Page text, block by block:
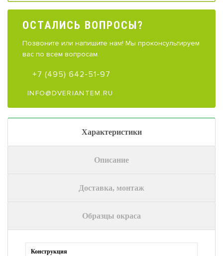
ОСТАЛИCЬ ВОПРОСЫ?
Позвоните или напишите нам! Мы проконсультируем
вас по всем вопросам.
+7 (495) 642-51-97
INFO@DVERIANTEM.RU
Характеристики
Описание
Доставка, монтаж
Образцы окраса
Конструкция